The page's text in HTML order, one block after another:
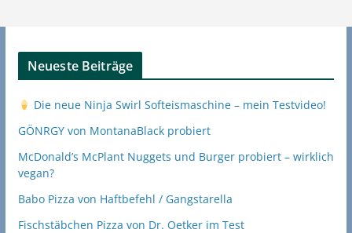
Neueste Beiträge
Die neue Ninja Swirl Softeismaschine – mein Testvideo!
GÖNRGY von MontanaBlack probiert
McDonald’s McPlant Nuggets und Burger probiert – wirklich
vegan?
Babo Pizza von Haftbefehl / Gangstarella
Fischstäbchen Pizza von Dr. Oetker im Test